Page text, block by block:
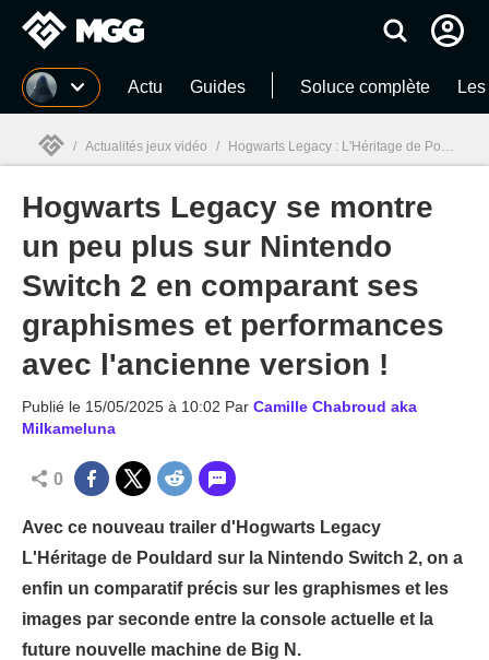
MGG Actu Guides Soluce complète
MGG
/ Actualités jeux vidéo / Hogwarts Legacy : L'Héritage de Poudlard
Hogwarts Legacy se montre
un peu plus sur Nintendo
Switch 2 en comparant ses
graphismes et performances
avec l'ancienne version !
Publié le 15/05/2025 à 10:02 Par Camille Chabroud aka
Milkameluna
0
Avec ce nouveau trailer d'Hogwarts Legacy
L'Héritage de Pouldard sur la Nintendo Switch 2, on a
enfin un comparatif précis sur les graphismes et les
images par seconde entre la console actuelle et la
future nouvelle machine de Big N.